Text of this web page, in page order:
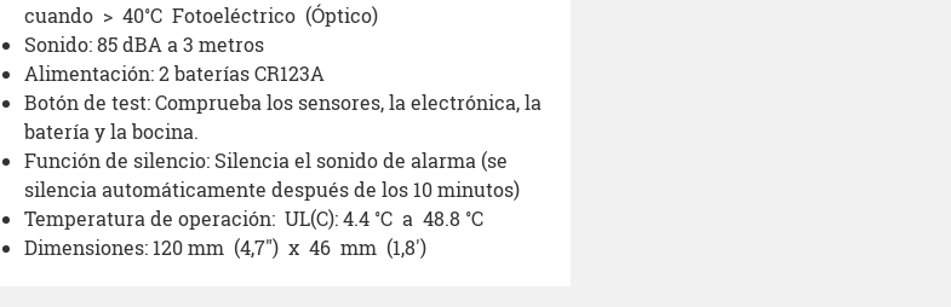
cuando > 40˚C Fotoeléctrico (Óptico)
Sonido: 85 dBA a 3 metros
Alimentación: 2 baterías CR123A
Botón de test: Comprueba los sensores, la electrónica, la
batería y la bocina.
Función de silencio: Silencia el sonido de alarma (se
silencia automáticamente después de los 10 minutos)
Temperatura de operación: UL(C): 4.4 ˚C a 48.8 ˚C
Dimensiones: 120 mm (4,7") x 46 mm (1,8')